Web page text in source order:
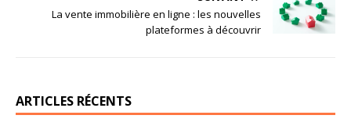
La vente immobilière en ligne : les nouvelles
plateformes à découvrir
ARTICLES RÉCENTS